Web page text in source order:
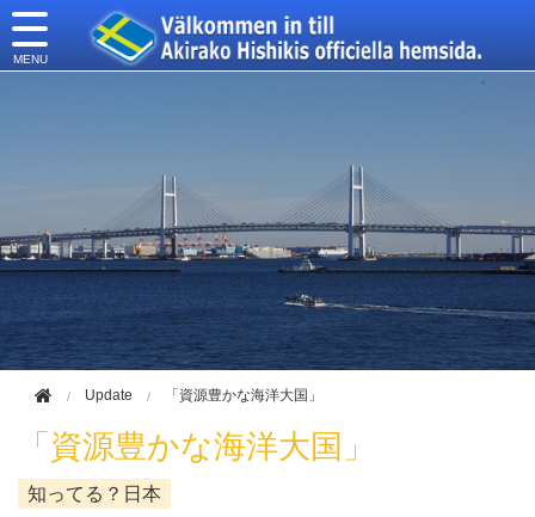
Update 「資源豊かな海洋大国」
「資源豊かな海洋大国」
知ってる？日本